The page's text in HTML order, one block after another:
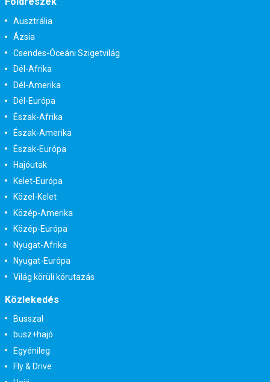
Ausztrália
Ázsia
Csendes-Óceáni Szigetvilág
Dél-Afrika
Dél-Amerika
Dél-Európa
Észak-Afrika
Észak-Amerika
Észak-Európa
Hajóutak
Kelet-Európa
Közel-Kelet
Közép-Amerika
Közép-Európa
Nyugat-Afrika
Nyugat-Európa
Világ körüli körutazás
Közlekedés
Busszal
busz+hajó
Egyénileg
Fly & Drive